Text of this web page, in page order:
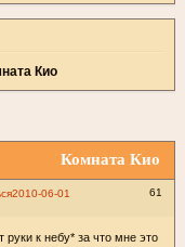
Кио
Комната Кио
61
2010-06-01
руки к небу* за что мне это